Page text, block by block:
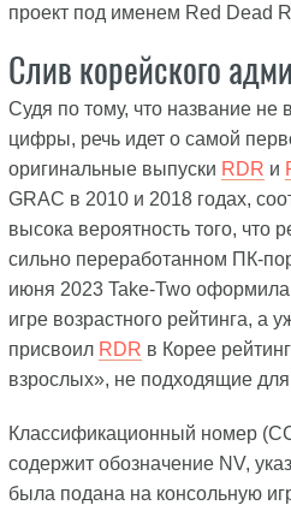
проект под именем Red Dead
Слив корейского
Судя по тому, что название не
цифры, речь идет о самой
оригинальные выпуски RDR и
GRAC в 2010 и 2018 годах,
высока вероятность того, что
сильно переработанном ПК-
июня 2023 Take-Two
игре возрастного рейтинга, а
присвоил RDR в Корее
взрослых», не подходящие
Классификационный номер
содержит обозначение NV,
была подана на консольную